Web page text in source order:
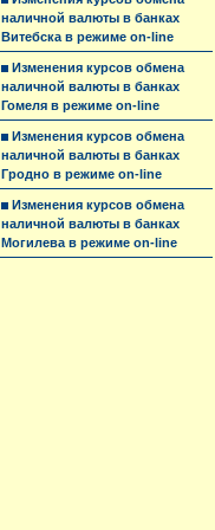
наличной валюты в банках
Витебска в режиме on-line
Изменения курсов обмена
наличной валюты в банках
Гомеля в режиме on-line
Изменения курсов обмена
наличной валюты в банках
Гродно в режиме on-line
Изменения курсов обмена
наличной валюты в банках
Могилева в режиме on-line